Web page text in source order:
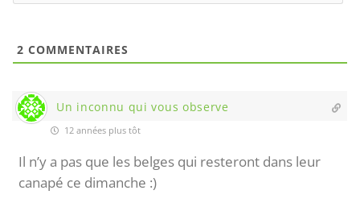
2 COMMENTAIRES
Un inconnu qui vous observe
12 années plus tôt
Il n’y a pas que les belges qui resteront dans leur
canapé ce dimanche :)